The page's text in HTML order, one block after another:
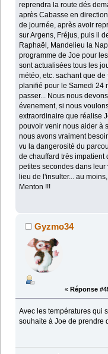
reprendra la route dés
après Cabasse en
de journée, après avoir
sur Argens, Fréjus, puis il
Raphaël, Mandelieu la
programme de Joe pour
sont actualisées tous les
météo, etc. sachant que
planifié pour le Samedi 24
passer... Nous nous
évenement, si nous
extraordinaire que réalise
pouvoir venir nous aider à
nous avons vraiment
vu la dangerosité du
de chauffard très
petites secondes dans
lieu de l'insulter... au
Menton !!!
Gyzmo34
« Réponse
Avec les températures qui
souhaite à Joe de